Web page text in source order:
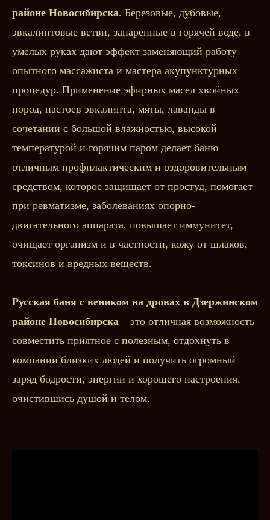
районе Новосибирска. Березовые, дубовые,
эвкалиптовые ветви, запаренные в горячей воде, в
умелых руках дают эффект заменяющий работу
опытного массажиста и мастера акупунктурных
процедур. Применение эфирных масел хвойных
пород, настоев эвкалипта, мяты, лаванды в
сочетании с большой влажностью, высокой
температурой и горячим паром делает баню
отличным профилактическим и оздоровительным
средством, которое защищает от простуд, помогает
при ревматизме, заболеваниях опорно-
двигательного аппарата, повышает иммунитет,
очищает организм и в частности, кожу от шлаков,
токсинов и вредных веществ.
Русская баня с веником на дровах в Дзержинском
районе Новосибирска – это отличная возможность
совместить приятное с полезным, отдохнуть в
компании близких людей и получить огромный
заряд бодрости, энергии и хорошего настроения,
очистившись душой и телом.